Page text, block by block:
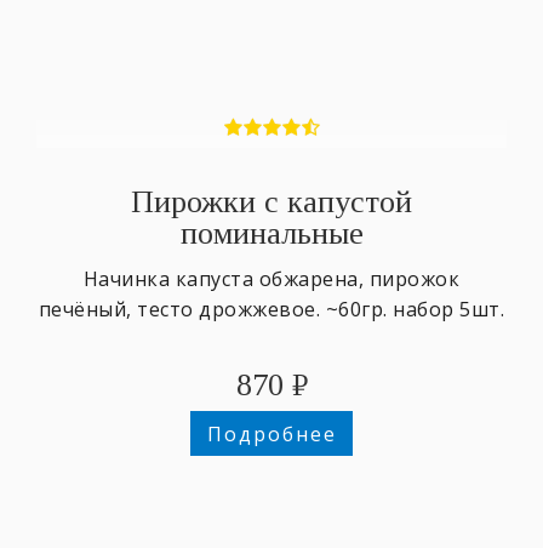
Пирожки с капустой
поминальные
Начинка капуста обжарена, пирожок
печёный, тесто дрожжевое. ~60гр. набор 5шт.
870 ₽
Подробнее